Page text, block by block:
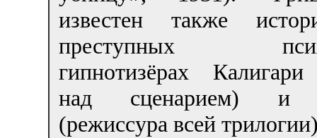
известен также
преступных
гипнотизёрах
над сценарием) и
(режиссура всей